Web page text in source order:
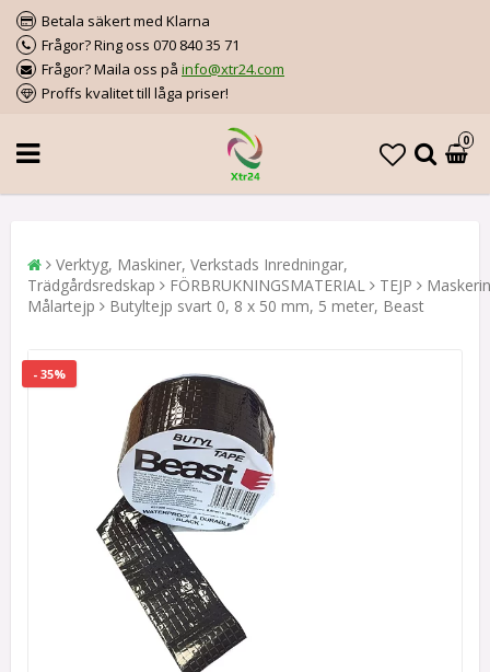
Betala säkert med Klarna
Frågor? Ring oss 070 840 35 71
Frågor? Maila oss på info@xtr24.com
Proffs kvalitet till låga priser!
0
Verktyg, Maskiner, Verkstads Inredningar,
Trädgårdsredskap
FÖRBRUKNINGSMATERIAL TEJP
Målartejp
Butyltejp svart 0, 8 x 50 mm, 5 meter, Beast
- 35%